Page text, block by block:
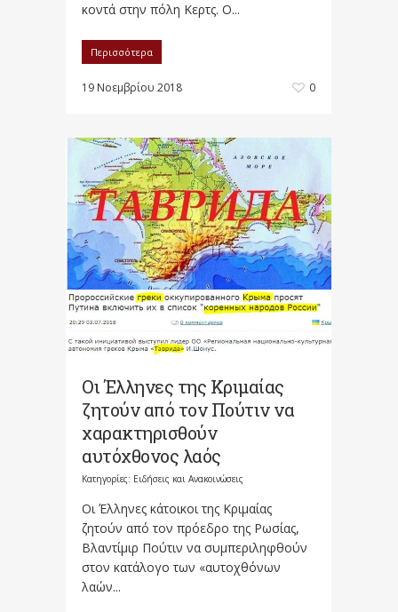
κοντά στην πόλη Κερτς. Ο...
Περισσότερα
19 Νοεμβρίου 2018 0
Οι Έλληνες της Κριμαίας
ζητούν από τον Πούτιν να
χαρακτηρισθούν
αυτόχθονος λαός
Κατηγορίες: Ειδήσεις και Ανακοινώσεις
Οι Έλληνες κάτοικοι της Κριμαίας
ζητούν από τον πρόεδρο της Ρωσίας,
Βλαντίμιρ Πούτιν να συμπεριληφθούν
στον κατάλογο των «αυτοχθόνων
λαών...